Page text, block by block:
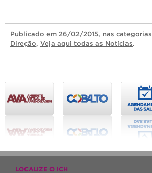
Publicado em 26/02/2015, nas categorias
Direção, Veja aqui todas as Notícias.
LOCALIZE O ICH